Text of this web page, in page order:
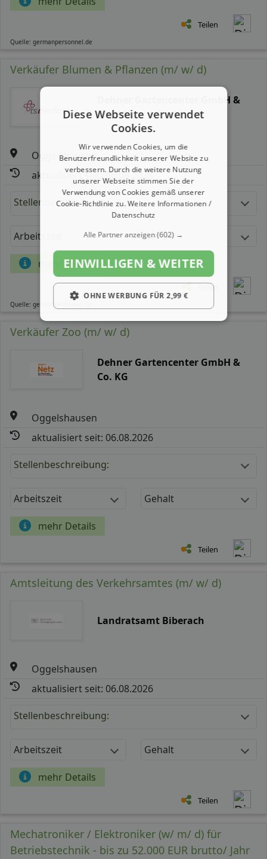
Teilen
Quelle: germanpersonnel.de
Verkäufer Blumen & Pflanzen (m/ w/ d)
Dehner Gartencenter GmbH &
Co. KG
Oggelshausen
aktualisiert seit: 06.08.2026
Stellenbeschreibung:
Arbeitszeit Gehalt
mehr Details
Teilen
Quelle: germanpersonnel.de
Verkäufer Zoo (m/ w/ d)
Dehner Gartencenter GmbH &
Co. KG
Oggelshausen
aktualisiert seit: 06.08.2026
Stellenbeschreibung:
Arbeitszeit Gehalt
mehr Details
Teilen
Amtsleitung des Verkehrsamtes (m/ w/ d)
Landratsamt Biberach
Oggelshausen
aktualisiert seit: 06.08.2026
Stellenbeschreibung:
Arbeitszeit Gehalt
mehr Details
Teilen
Mechatroniker / Elektroniker (w/ m/ d) für
Betriebstechnik - bis zu 52.000 EUR brutto/ Jahr
Diese Webseite verwendet
Cookies.
Wir verwenden Cookies, um die
Benutzerfreundlichkeit unserer Website zu
verbessern. Durch die weitere Nutzung
unserer Webseite stimmen Sie der
Verwendung von Cookies gemäß unserer
Cookie-Richtlinie zu.Weitere Informationen /
Datenschutz
Alle Partner anzeigen(602) →
EINWILLIGEN & WEITER
OHNE WERBUNG FÜR 2,99 €